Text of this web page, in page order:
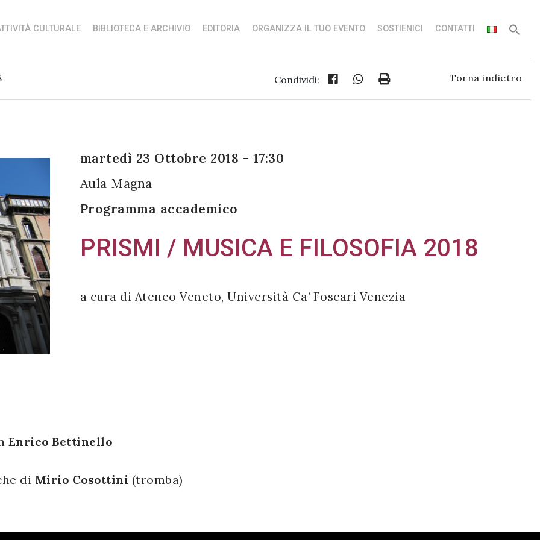
CULTURALE BIBLIOTECA E ARCHIVIO EDITORIA ORGANIZZA IL TUO EVENTO SOSTIENICI CONTATTI
Condividi: Torna indietro
martedì 23 Ottobre 2018 - 17:30
Aula Magna
Programma accademico
PRISMI / MUSICA E FILOSOFIA 2018
a cura di Ateneo Veneto, Università Ca’ Foscari Venezia
Enrico Bettinello
di Mirio Cosottini (tromba)